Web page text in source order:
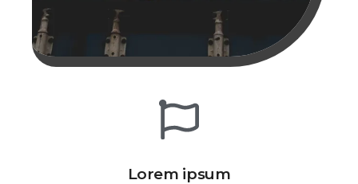
Lorem ipsum